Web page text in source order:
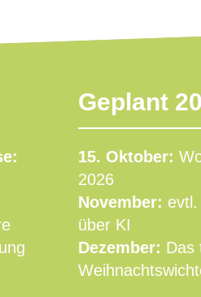
Geplant
15. Oktober:
2026
November:
über KI
Dezember: Das